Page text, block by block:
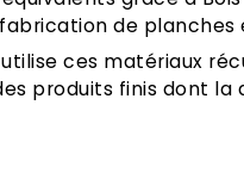
de
ces matériaux
produits finis dont